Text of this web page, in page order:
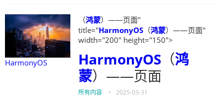
HarmonyOS
（鸿蒙）——页面"
title="HarmonyOS （鸿蒙）——页面"
width="200" height="150">
HarmonyOS （鸿
蒙）——页面
所有内容 • 2025-03-31